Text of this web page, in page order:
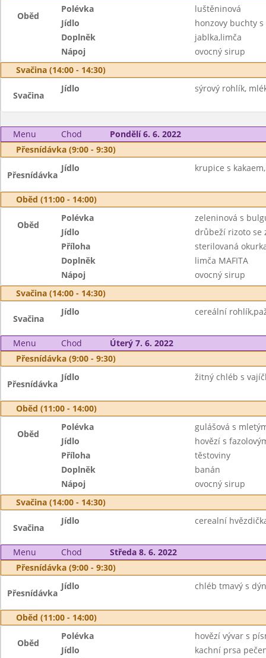
Oběd
Polévka
luštěninová
Jídlo
honzovy buchty
Doplněk
jablka,limča
Nápoj
ovocný sirup
Svačina (14:00 - 14:30)
Svačina
Jídlo sýrový rohlík,
Menu Chod
Pondělí 6. 6. 2022
Přesnídávka (9:00 - 9:30)
Přesnídávka
Jídlo krupice s
Oběd (11:00 - 14:00)
Oběd
Polévka
zeleninová s
Jídlo
drůbeží rizoto se
Příloha
sterilovaná
Doplněk
limča MAFITA
Nápoj
ovocný sirup
Svačina (14:00 - 14:30)
Svačina
Jídlo cereální
Menu Chod
Úterý 7. 6. 2022
Přesnídávka (9:00 - 9:30)
Přesnídávka
Jídlo žitný chléb s
Oběd (11:00 - 14:00)
Oběd
Polévka
gulášová s
Jídlo
hovězí s
Příloha
těstoviny
Doplněk
banán
Nápoj
ovocný sirup
Svačina (14:00 - 14:30)
Svačina
Jídlo cerealní
Menu Chod
Středa 8. 6. 2022
Přesnídávka (9:00 - 9:30)
Přesnídávka
Jídlo chléb tmavý s
Oběd (11:00 - 14:00)
Oběd
Polévka
hovězí vývar s
Jídlo
kachní prsa